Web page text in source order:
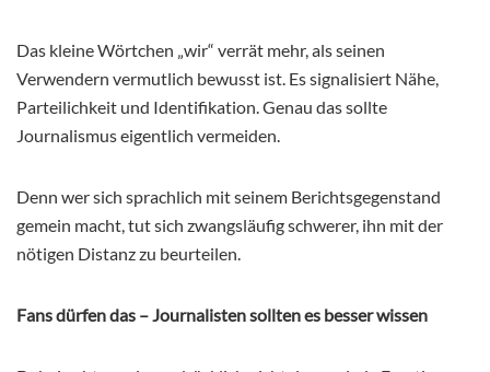
Das kleine Wörtchen „wir“ verrät mehr, als seinen
Verwendern vermutlich bewusst ist. Es signalisiert Nähe,
Parteilichkeit und Identifikation. Genau das sollte
Journalismus eigentlich vermeiden.
Denn wer sich sprachlich mit seinem Berichtsgegenstand
gemein macht, tut sich zwangsläufig schwerer, ihn mit der
nötigen Distanz zu beurteilen.
Fans dürfen das – Journalisten sollten es besser wissen